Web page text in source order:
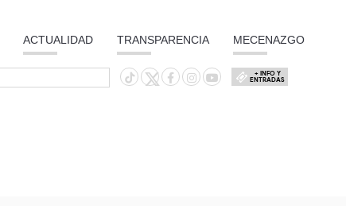
ACTUALIDAD TRANSPARENCIA MECENAZGO
+ INFO Y
ENTRADAS